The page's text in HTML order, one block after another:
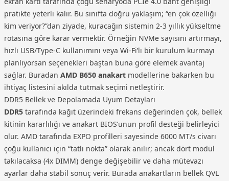
pratikte yeterli kalır. Bu sınıfta doğru yaklaşım; “en çok özelliği
kim veriyor?”dan ziyade, kuracağın sistemin 2-3 yıllık yükseltme
rotasına göre karar vermektir. Örneğin NVMe sayısını artırmayı,
hızlı USB/Type-C kullanımını veya Wi-Fi’lı bir kurulum kurmayı
planlıyorsan seçenekleri baştan buna göre elemek avantaj
sağlar. Buradan AMD B650 anakart modellerine bakarken bu
ihtiyaç listesini akılda tutmak seçimi netleştirir.
DDR5 Bellek ve Depolamada Uyum Detayları
DDR5 tarafında kağıt üzerindeki frekans değerinden çok, bellek
kitinin kararlılığı ve anakart BIOS’unun profil desteği belirleyici
olur. AMD tarafında EXPO profilleri sayesinde 6000 MT/s civarı
çoğu kullanıcı için “tatlı nokta” olarak anılır; ancak dört modül
takılacaksa (4x DIMM) denge değişebilir ve daha mütevazı
ayarlar daha stabil sonuç verir. Burada anakartların bellek QVL